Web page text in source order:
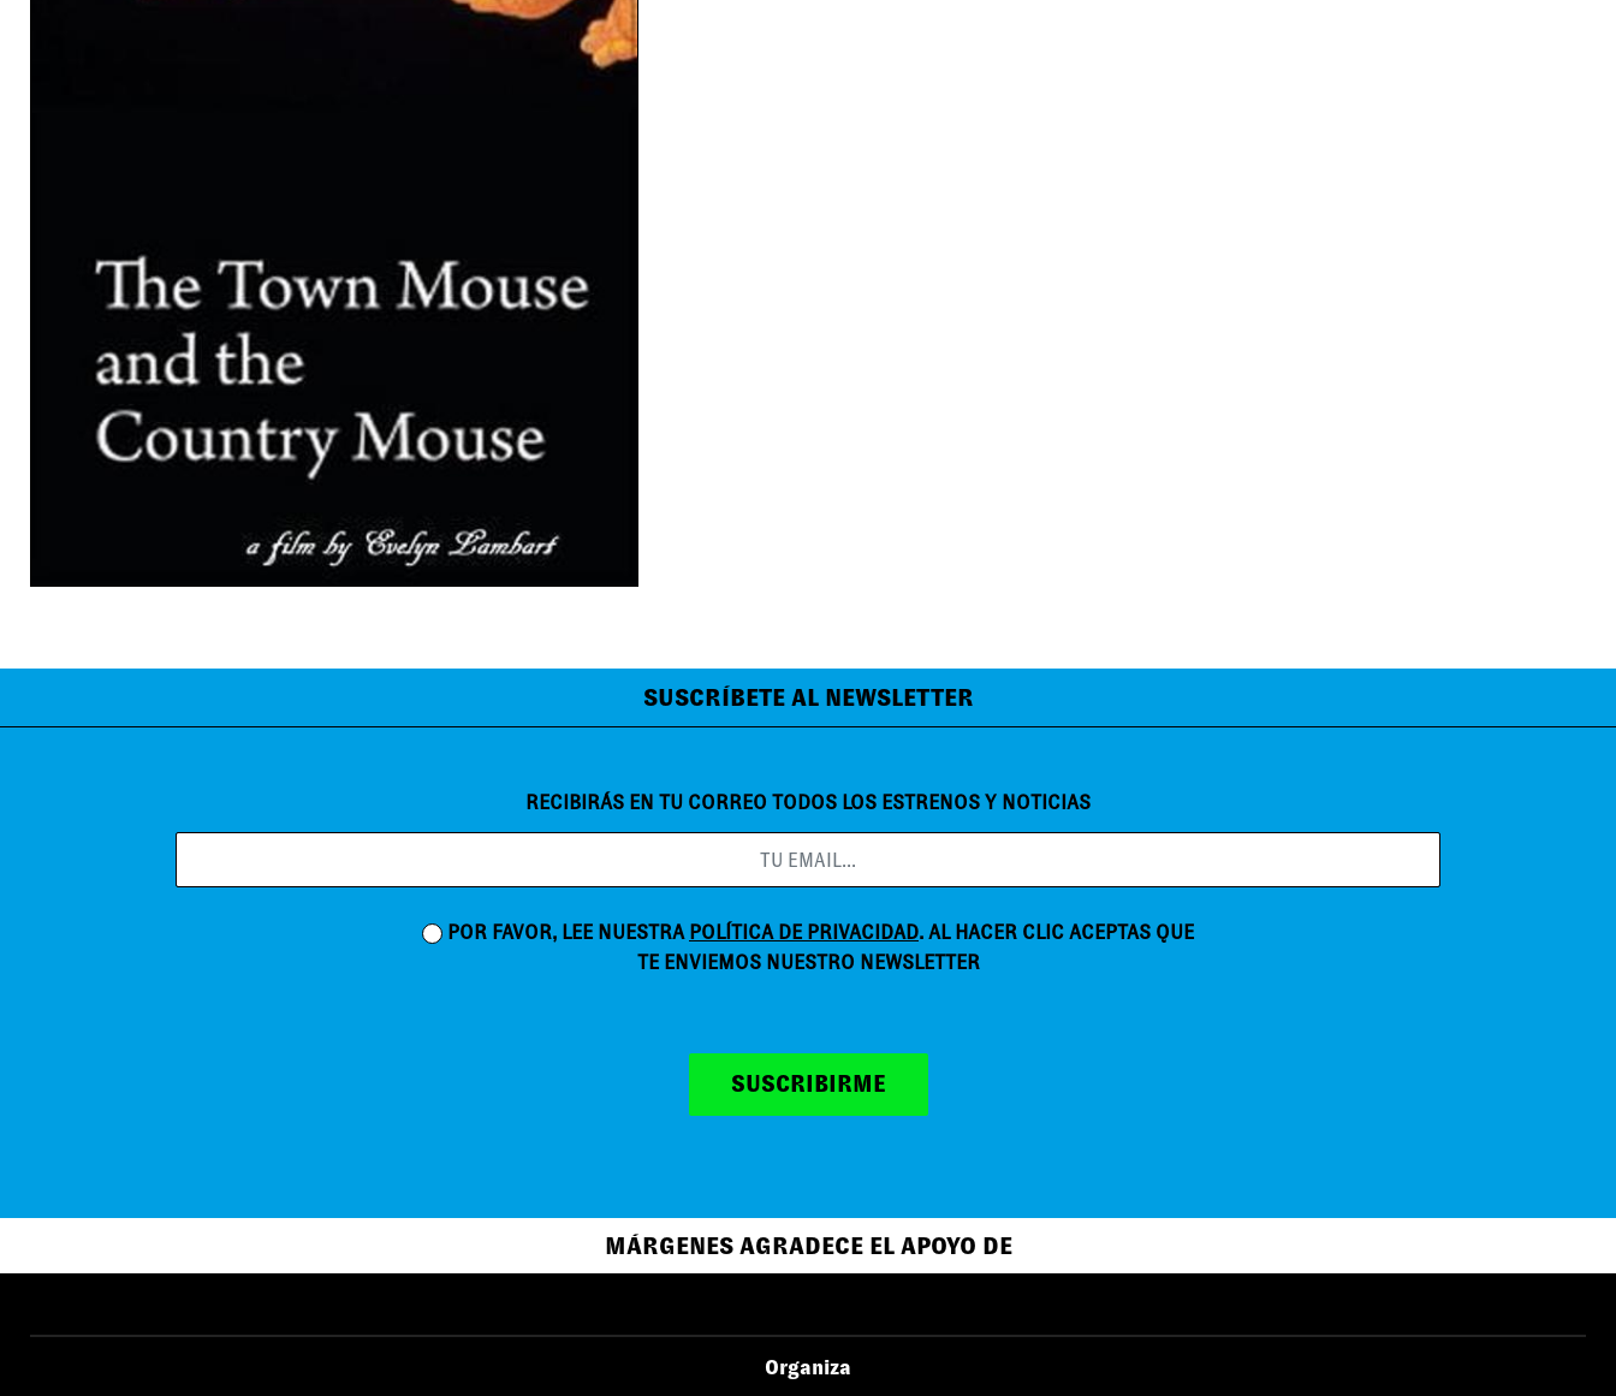
SUSCRÍBETE AL NEWSLETTER
RECIBIRÁS EN TU CORREO TODOS LOS ESTRENOS Y NOTICIAS
POR FAVOR, LEE NUESTRA POLÍTICA DE PRIVACIDAD. AL HACER CLIC ACEPTAS QUE
TE ENVIEMOS NUESTRO NEWSLETTER
SUSCRIBIRME
MÁRGENES AGRADECE EL APOYO DE
Organiza